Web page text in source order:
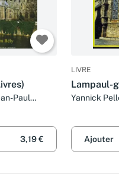
Paul
3,19 €
LIVRE
Lampaul-
Yannick
Ajouter